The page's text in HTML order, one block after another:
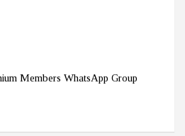
Members WhatsApp Group